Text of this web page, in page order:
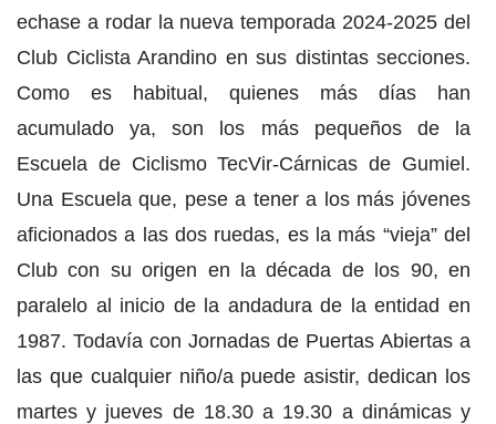
echase a rodar la nueva temporada 2024-2025 del
Club Ciclista Arandino en sus distintas secciones.
Como es habitual, quienes más días han
acumulado ya, son los más pequeños de la
Escuela de Ciclismo TecVir-Cárnicas de Gumiel.
Una Escuela que, pese a tener a los más jóvenes
aficionados a las dos ruedas, es la más “vieja” del
Club con su origen en la década de los 90, en
paralelo al inicio de la andadura de la entidad en
1987. Todavía con Jornadas de Puertas Abiertas a
las que cualquier niño/a puede asistir, dedican los
martes y jueves de 18.30 a 19.30 a dinámicas y